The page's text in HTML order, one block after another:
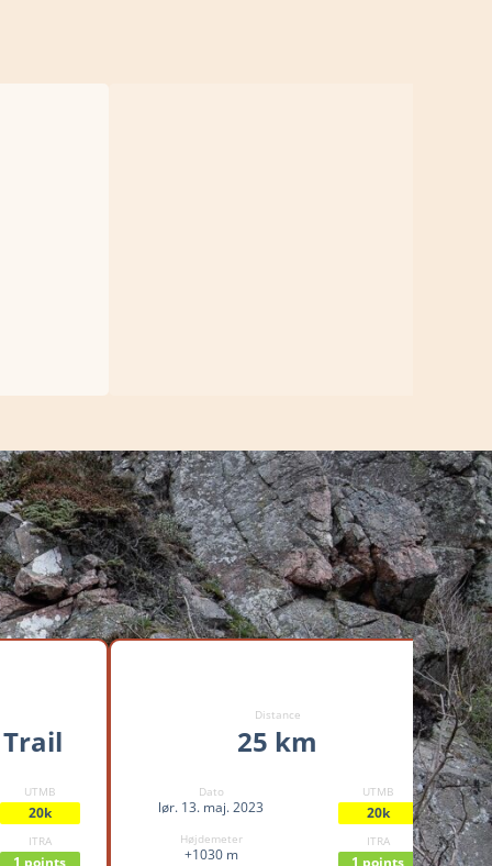
UTMB
20k
ITRA
Distance
25 km
Dato
lør. 13. maj. 2023
Højdemeter
+1030 m
UTMB
20k
ITRA